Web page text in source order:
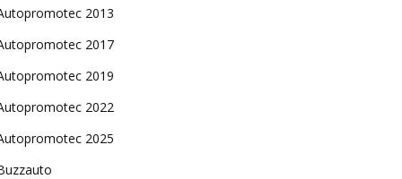
2013
2017
2019
2022
2025